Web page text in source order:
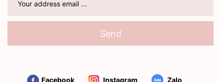
Send
Facebook Instagram Zalo